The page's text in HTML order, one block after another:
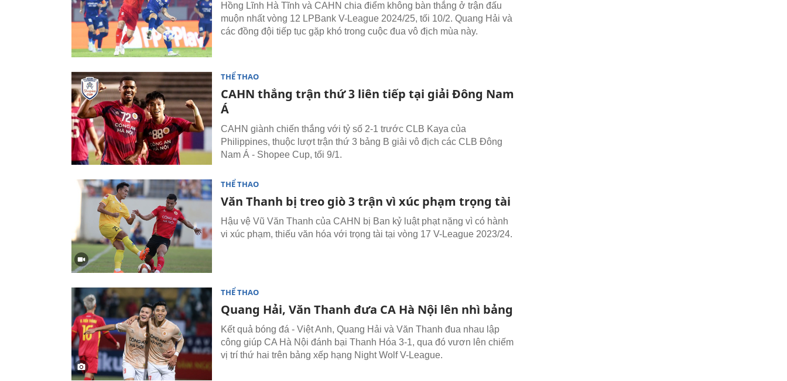
Hồng Lĩnh Hà Tĩnh và CAHN chia điểm không bàn thắng ở trận đấu
muộn nhất vòng 12 LPBank V-League 2024/25, tối 10/2. Quang Hải và
các đồng đội tiếp tục gặp khó trong cuộc đua vô địch mùa này.
THỂ THAO
CAHN thắng trận thứ 3 liên tiếp tại giải Đông Nam
Á
CAHN giành chiến thắng với tỷ số 2-1 trước CLB Kaya của
Philippines, thuộc lượt trận thứ 3 bảng B giải vô địch các CLB Đông
Nam Á - Shopee Cup, tối 9/1.
THỂ THAO
Văn Thanh bị treo giò 3 trận vì xúc phạm trọng tài
Hậu vệ Vũ Văn Thanh của CAHN bị Ban kỷ luật phạt nặng vì có hành
vi xúc phạm, thiếu văn hóa với trọng tài tại vòng 17 V-League 2023/24.
THỂ THAO
Quang Hải, Văn Thanh đưa CA Hà Nội lên nhì bảng
Kết quả bóng đá - Việt Anh, Quang Hải và Văn Thanh đua nhau lập
công giúp CA Hà Nội đánh bại Thanh Hóa 3-1, qua đó vươn lên chiếm
vị trí thứ hai trên bảng xếp hạng Night Wolf V-League.